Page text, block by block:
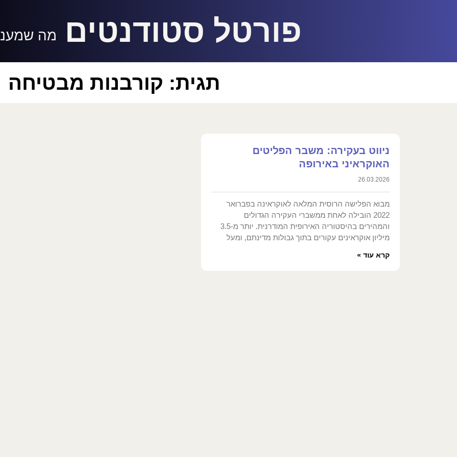
פורטל סטודנטים מה
תגית: קורבנות מבטיחה
ניווט בעקירה: משבר הפליטים
האוקראיני באירופה
26.03.2026
מבוא הפלישה הרוסית המלאה לאוקראינה בפברואר
2022 הובילה לאחת ממשברי העקירה הגדולים
והמהירים בהיסטוריה האירופית המודרנית. יותר מ-3.5
מיליון אוקראינים עקורים בתוך גבולות מדינתם, ומעל
קרא עוד »